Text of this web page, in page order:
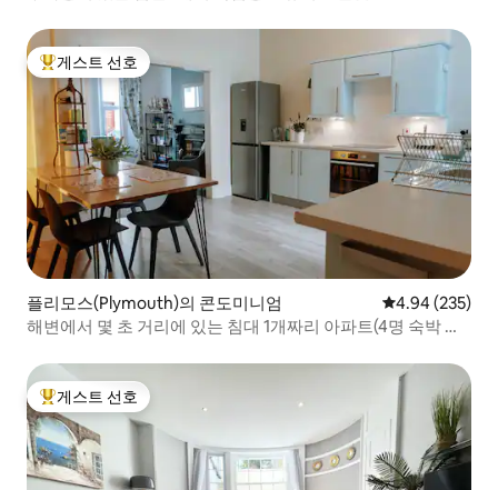
상위 게스트 선호
게스트 선호
플리모스(Plymouth)의 콘도미니엄 평점 4.94점(5
4.94 (235)
해변에서 몇 초 거리에 있는 침대 1개짜리 아파트(4명 숙박 가
상위 게스트 선호
게스트 선호